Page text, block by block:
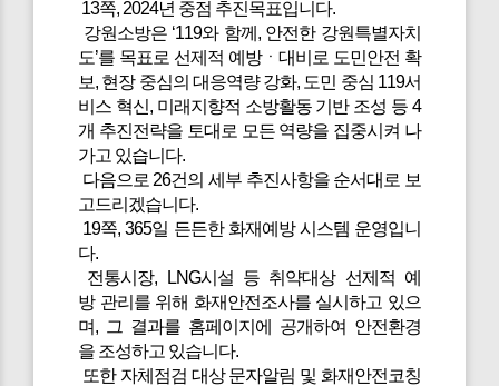
13쪽, 2024년 중점 추진목표입니다.
강원소방은 ‘119와 함께, 안전한 강원특별자치
도’를 목표로 선제적 예방ㆍ대비로 도민안전 확
보, 현장 중심의 대응역량 강화, 도민 중심 119서
비스 혁신, 미래지향적 소방활동 기반 조성 등 4
개 추진전략을 토대로 모든 역량을 집중시켜 나
가고 있습니다.
다음으로 26건의 세부 추진사항을 순서대로 보
고드리겠습니다.
19쪽, 365일 든든한 화재예방 시스템 운영입니
다.
전통시장, LNG시설 등 취약대상 선제적 예
방 관리를 위해 화재안전조사를 실시하고 있으
며, 그 결과를 홈페이지에 공개하여 안전환경
을 조성하고 있습니다.
또한 자체점검 대상 문자알림 및 화재안전코칭